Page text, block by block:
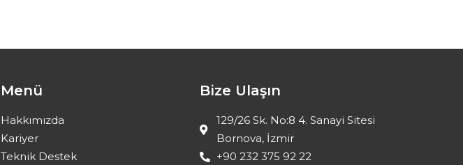
Menü
Hakkımızda
Kariyer
Teknik Destek
Bize Ulaşın
129/26 Sk. No:8 4. Sanayi Sitesi
Bornova, İzmir
+90 232 375 92 22